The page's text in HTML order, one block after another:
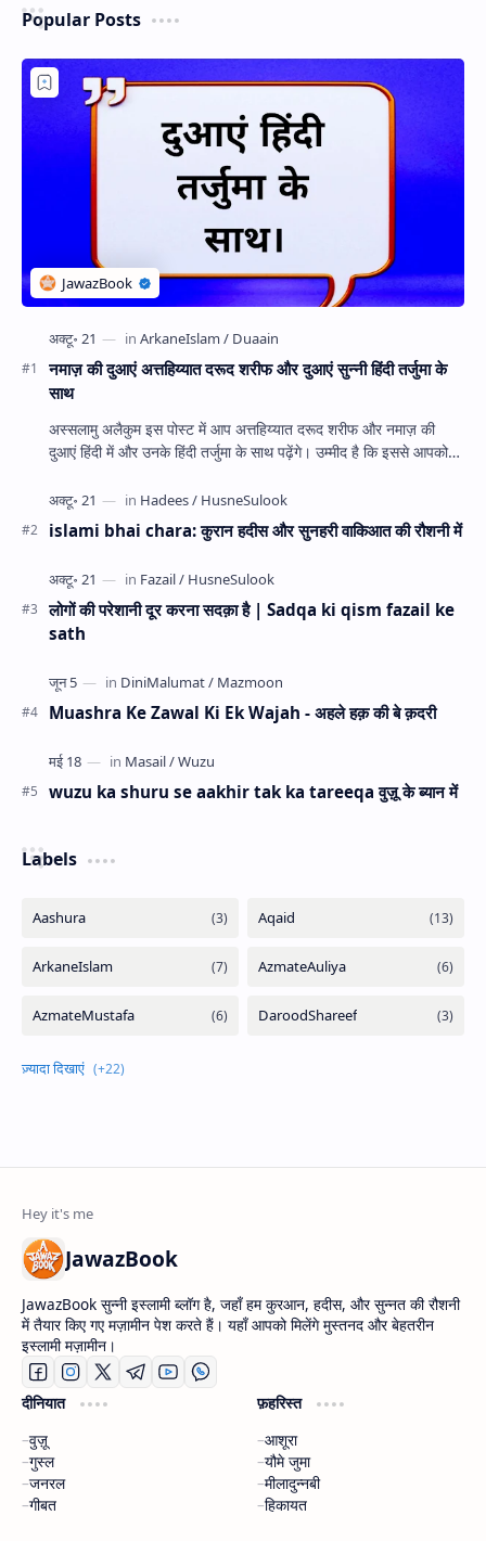
Popular Posts
नमाज़ की दुआएं अत्तहिय्यात दरूद शरीफ और दुआएं सुन्नी हिंदी तर्जुमा के
साथ
अस्सलामु अलैकुम इस पोस्ट में आप अत्तहिय्यात दरूद शरीफ और नमाज़ की
दुआएं हिंदी में और उनके हिंदी तर्जुमा के साथ पढ़ेंगे। उम्मीद है कि इससे आपको
islami bhai chara: कुरान हदीस और सुनहरी वाकिआत की रौशनी में
लोगों की परेशानी दूर करना सदक़ा है | Sadqa ki qism fazail ke
sath
Muashra Ke Zawal Ki Ek Wajah - अहले हक़ की बे क़दरी
wuzu ka shuru se aakhir tak ka tareeqa वुज़ू के ब्यान में
Labels
JawazBook
JawazBook सुन्नी इस्लामी ब्लॉग है, जहाँ हम कुरआन, हदीस, और सुन्नत की रौशनी
में तैयार किए गए मज़ामीन पेश करते हैं। यहाँ आपको मिलेंगे मुस्तनद और बेहतरीन
इस्लामी मज़ामीन।
दीनियात
वुज़ू
गुस्ल
जनरल
गीबत
फ़हरिस्त
आशूरा
यौमे जुमा
मीलादुन्नबी
हिकायत